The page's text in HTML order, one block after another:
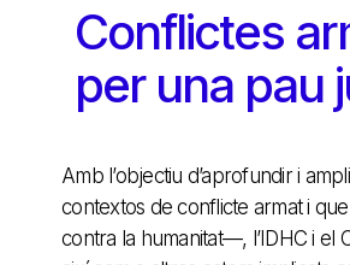
Conflictes
per una pau
Amb l’objectiu d’aprofundir i
contextos de conflicte armat i
contra la humanitat—, l’IDHC i el